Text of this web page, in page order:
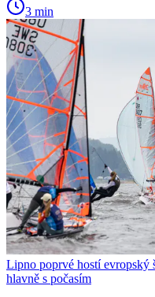
3 min
Lipno poprvé hostí evropský
hlavně s počasím